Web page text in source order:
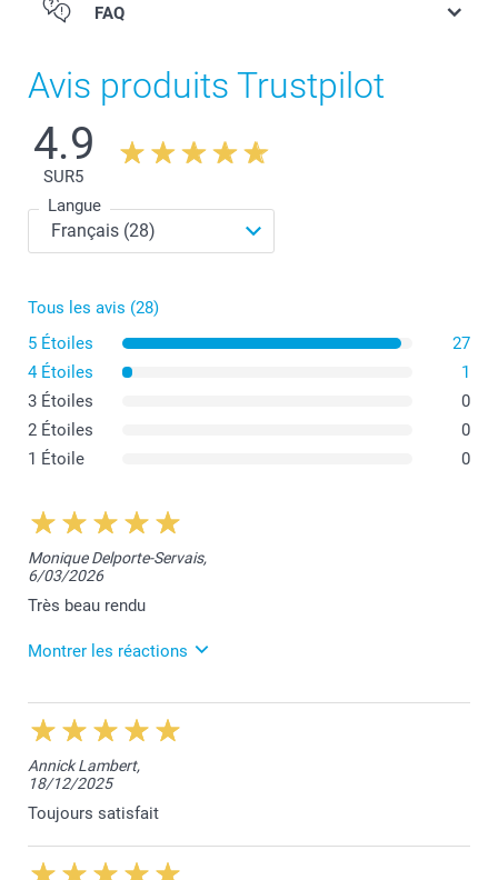
FAQ
Evitez d'utiliser des couverts directement dessus.
Nettoyez-le directement après usage pour éviter de
devoir gratter les restes de nourriture.
Lavez-le à l'eau et au savon sans le mettre au lave-
vaisselle.
Tenez-le à l'abri des sources de chaleur (casseroles
chaudes, plaques de cuisson).
Avis produits Trustpilot
4.9
SUR5
Langue
Tous les avis (28)
5 Étoiles
27
4 Étoiles
1
3 Étoiles
0
2 Étoiles
0
1 Étoile
0
Monique Delporte-Servais,
6/03/2026
Très beau rendu
Montrer les réactions
10/03/2026
12:18
Bonjour Monique,
Je vous remercie pour votre avis positif.
Bien cordialement,
Lucie@smartphoto
Annick Lambert,
18/12/2025
Toujours satisfait